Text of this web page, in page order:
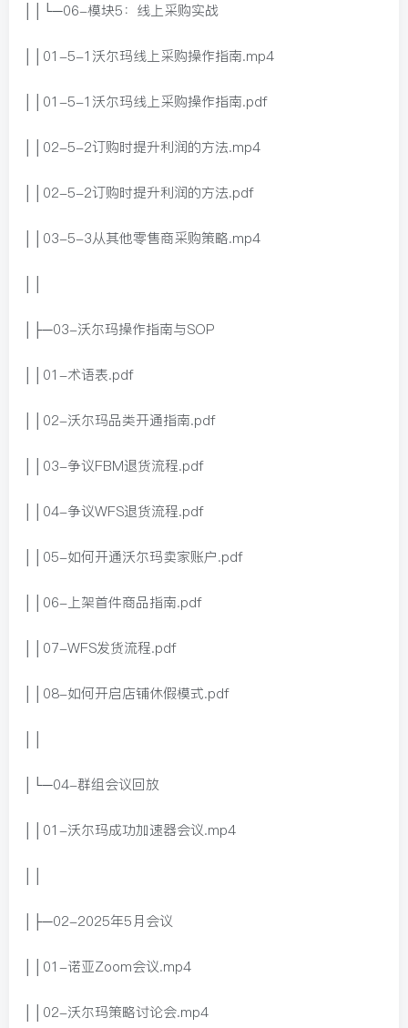
││└─06-模块5：线上采购实战
││01-5-1沃尔玛线上采购操作指南.mp4
││01-5-1沃尔玛线上采购操作指南.pdf
││02-5-2订购时提升利润的方法.mp4
││02-5-2订购时提升利润的方法.pdf
││03-5-3从其他零售商采购策略.mp4
│├─03-沃尔玛操作指南与SOP
││01-术语表.pdf
││02-沃尔玛品类开通指南.pdf
││03-争议FBM退货流程.pdf
││04-争议WFS退货流程.pdf
││05-如何开通沃尔玛卖家账户.pdf
││06-上架首件商品指南.pdf
││07-WFS发货流程.pdf
││08-如何开启店铺休假模式.pdf
│└─04-群组会议回放
││01-沃尔玛成功加速器会议.mp4
│├─02-2025年5月会议
││01-诺亚Zoom会议.mp4
││02-沃尔玛策略讨论会.mp4